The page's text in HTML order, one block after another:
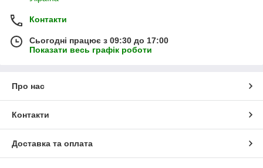
Контакти
Сьогодні працює з 09:30 до 17:00
Показати весь графік роботи
Про нас
Контакти
Доставка та оплата